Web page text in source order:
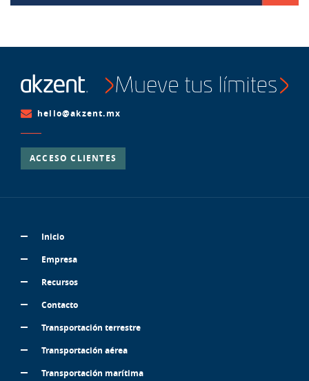
hello@akzent.mx
ACCESO CLIENTES
Inicio
Empresa
Recursos
Contacto
Transportación terrestre
Transportación aérea
Transportación marítima